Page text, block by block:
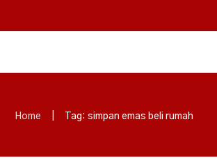
Home Tag: simpan emas beli rumah